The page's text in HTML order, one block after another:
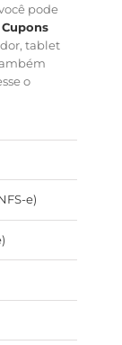
pode
Cupons
tablet
o
e)